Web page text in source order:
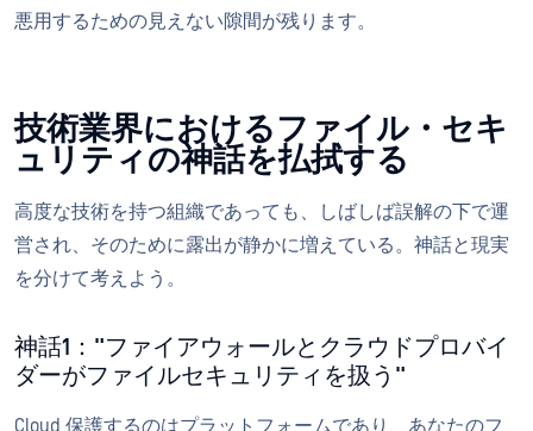
悪用するための見えない隙間が残ります。
技術業界におけるファイル・セキ
ュリティの神話を払拭する
高度な技術を持つ組織であっても、しばしば誤解の下で運
営され、そのために露出が静かに増えている。神話と現実
を分けて考えよう。
神話1："ファイアウォールとクラウドプロバイ
ダーがファイルセキュリティを扱う"
Cloud 保護するのはプラットフォームであり、あなたのフ